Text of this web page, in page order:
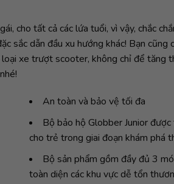
cho tất cả các lứa tuổi, vì vậy, chắc
sắc dẫn đầu xu hướng khác! Bạn
xe trượt scooter, không chỉ để tăng
An toàn và bảo vệ tối đa
Bộ bảo hộ Globber Junior
cho trẻ trong giai đoạn khám phá
Bộ sản phẩm gồm đầy đủ 3
toàn diện các khu vực dễ tổn